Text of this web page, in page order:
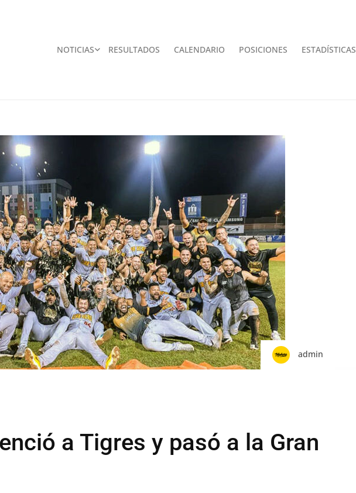
NOTICIAS RESULTADOS CALENDARIO POSICIONES ESTADÍSTICAS
admin
a Tigres y pasó a la Gran